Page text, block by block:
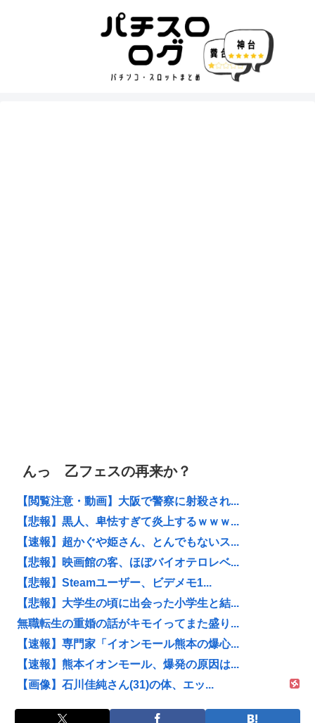
んっ 乙フェスの再来か？
【閲覧注意・動画】大阪で警察に射殺され...
【悲報】黒人、卑怯すぎて炎上するｗｗｗ...
【速報】超かぐや姫さん、とんでもないス...
【悲報】映画館の客、ほぼバイオテロレベ...
【悲報】Steamユーザー、ビデメモ1...
【悲報】大学生の頃に出会った小学生と結...
無職転生の重婚の話がキモイってまた盛り...
【速報】専門家「イオンモール熊本の爆心...
【速報】熊本イオンモール、爆発の原因は...
【画像】石川佳純さん(31)の体、エッ...